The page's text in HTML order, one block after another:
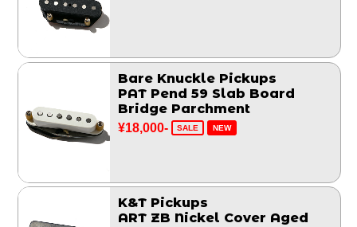
Bare Knuckle Pickups
PAT Pend 59 Slab Board
Bridge Parchment
¥18,000- SALE NEW
K&T Pickups
ART ZB Nickel Cover Aged